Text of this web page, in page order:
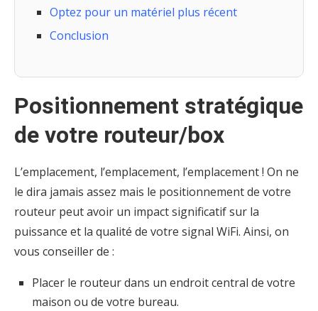
Optez pour un matériel plus récent
Conclusion
Positionnement stratégique
de votre routeur/box
L’emplacement, l’emplacement, l’emplacement ! On ne
le dira jamais assez mais le positionnement de votre
routeur peut avoir un impact significatif sur la
puissance et la qualité de votre signal WiFi. Ainsi, on
vous conseiller de :
Placer le routeur dans un endroit central de votre
maison ou de votre bureau.